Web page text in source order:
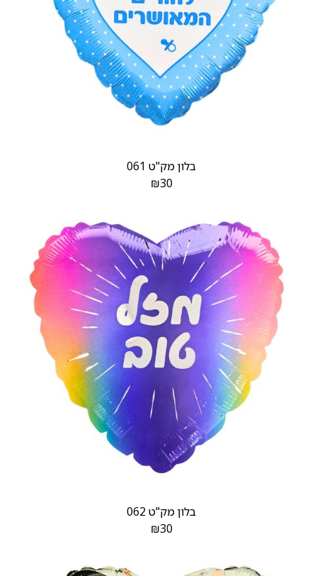
בלון מק"ט 061
₪30
בלון מק"ט 062
₪30